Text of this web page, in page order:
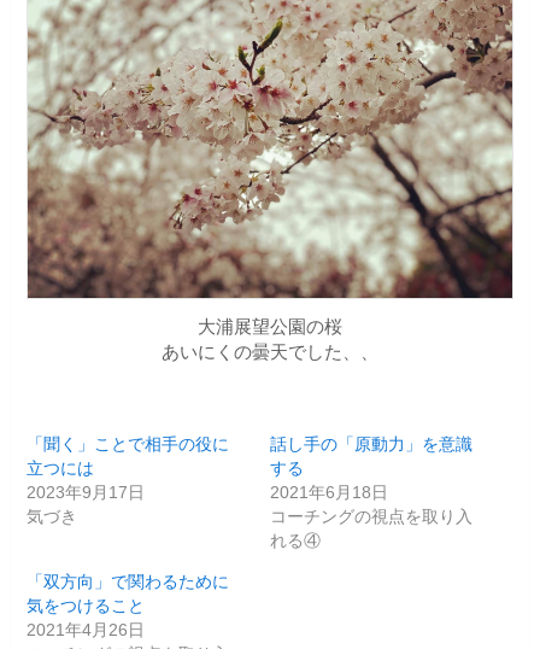
大浦展望公園の桜
あいにくの曇天でした、、
「聞く」ことで相手の役に
立つには
2023年9月17日
気づき
話し手の「原動力」を意識
する
2021年6月18日
コーチングの視点を取り入
れる④
「双方向」で関わるために
気をつけること
2021年4月26日